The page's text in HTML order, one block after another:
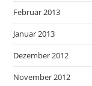
Februar 2013
Januar 2013
Dezember 2012
November 2012